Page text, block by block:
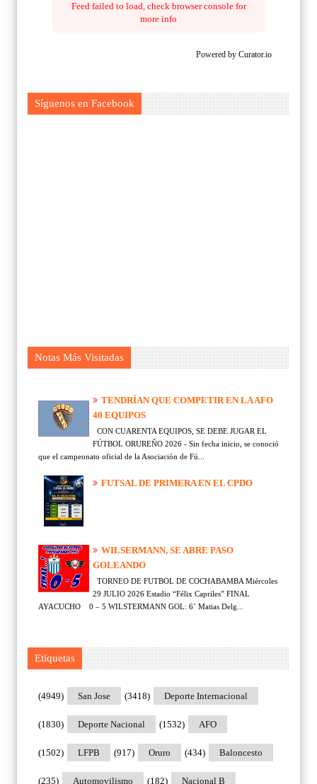
Feed failed to load, check browser console for
more info
Powered by Curator.io
Síguenos en Facebook
Notas Más Visitadas
TENDRÍAN QUE COMPETIR EN LA AFO
40 EQUIPOS
CON CUARENTA EQUIPOS, SE DEBE JUGAR EL
FÚTBOL ORUREÑO 2026 - Sin fecha inicio, se conoció
que el campeonato oficial de la Asociación de Fú...
FUTSAL DE PRIMERA EN EL CPDO
WILSERMANN, SE ABRE PASO
GOLEANDO
TORNEO DE FUTBOL DE COCHABAMBA Miércoles
29 JULIO 2026 Estadio “Félix Capriles” FINAL
AYACUCHO 0 – 5 WILSTERMANN GOL: 6´ Matias Delg...
Etiquetas
San Jose
(4949) Deporte Internacional
(3418)
Deporte Nacional
(1830) AFO
(1532)
LFPB
(1502) Oruro
(917) Baloncesto
(434)
Automovilismo
(235) Nacional B
(182)